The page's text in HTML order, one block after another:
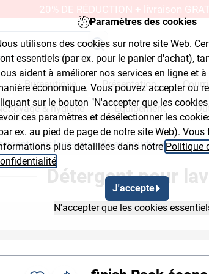
Paramètres des cookies
utilisons des cookies sur notre site Web.
essentiels (par ex. pour le panier d'achat),
aident à améliorer nos services en ligne et
économique. Vous pouvez accepter ou
sur le bouton "N'accepter que les
ces paramètres et désélectionner les
ex. au pied de page de notre site Web). Vous
plus détaillées dans notre Politique
J'accepte
N'accepter que les cookies
20% DE RÉDUCTION + livraison
Bureautique Présentation
& hygiène Équipement
Flyout Button 2
pour lave-vaisselle en poudre
Détergent pour